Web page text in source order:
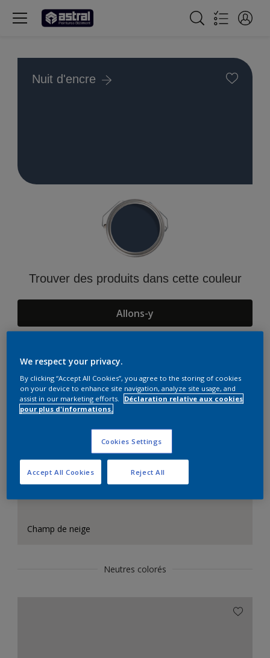
Nuit d'encre
Trouver des produits dans cette couleur
Allons-y
Suggestions d'Harmonies
Champ de neige
Neutres colorés
We respect your privacy.
By clicking “Accept All Cookies”, you agree to the storing of cookies
on your device to enhance site navigation, analyze site usage, and
assist in our marketing efforts.
Déclaration relative aux cookies
pour plus d'informations.
Cookies Settings
Reject All
Accept All Cookies